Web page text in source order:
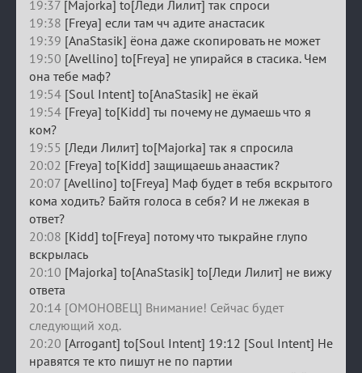
19:37 [Majorka] to[Леди Лилит] так спроси
19:38 [Freya] если там чч адите анастасик
19:39 [AnaStasik] ёона даже скопировать не может
19:50 [Avellino] to[Freya] не упирайся в стасика. Чем
она тебе маф?
19:54 [Soul Intent] to[AnaStasik] не ёкай
19:54 [Freya] to[Kidd] ты почему не думаешь что я
ком?
19:55 [Леди Лилит] to[Majorka] так я спросила
20:02 [Freya] to[Kidd] защищаешь анаастик?
20:07 [Avellino] to[Freya] Маф будет в тебя вскрытого
кома ходить? Байтя голоса в себя? И не лжекая в
ответ?
20:08 [Kidd] to[Freya] потому что тыкрайне глупо
вскрылась
20:10 [Majorka] to[AnaStasik] to[Леди Лилит] не вижу
ответа
20:14 [ОМОНОВЕЦ] Внимание! Сейчас будет
следующий ход.
20:20 [Arrogant] to[Soul Intent] 19:12 [Soul Intent] Не
нравятся те кто пишут не по партии